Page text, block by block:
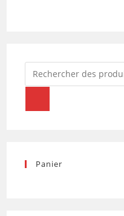
Recherche
de
Panier